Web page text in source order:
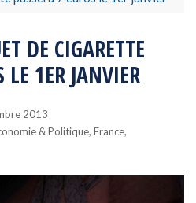
DE CIGARETTE
LE 1ER JANVIER
2013
& Politique, France,